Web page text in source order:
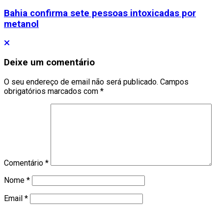
Bahia confirma sete pessoas intoxicadas por
metanol
Deixe um comentário
O seu endereço de email não será publicado. Campos
obrigatórios marcados com *
Comentário *
Nome *
Email *